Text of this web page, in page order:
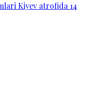
Kiyev atrofida 14